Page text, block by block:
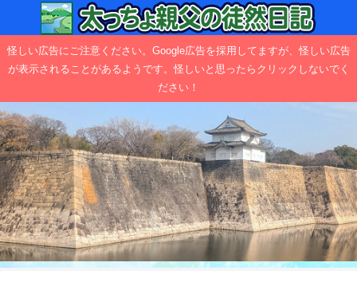
怪しい広告にご注意ください。Google広告を採用してますが、怪しい広告
が表示されることがあるようです。怪しいと思ったらクリックしないでく
ださい！